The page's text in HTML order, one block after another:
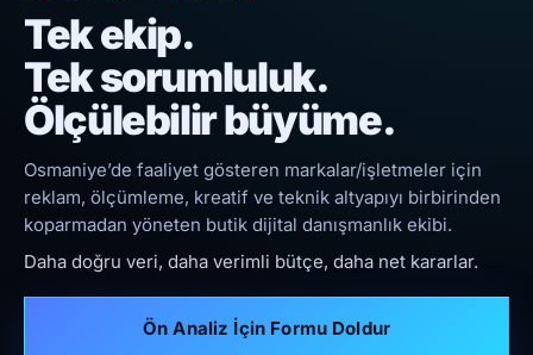
Tek ekip.
Tek sorumluluk.
Ölçülebilir büyüme.
Osmaniye’de faaliyet gösteren markalar/işletmeler için
reklam, ölçümleme, kreatif ve teknik altyapıyı birbirinden
koparmadan yöneten butik dijital danışmanlık ekibi.
Daha doğru veri, daha verimli bütçe, daha net kararlar.
Ön Analiz İçin Formu Doldur